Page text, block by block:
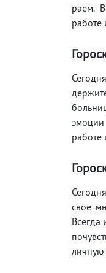
раем.
работе
работе
свое
Всегда
личную